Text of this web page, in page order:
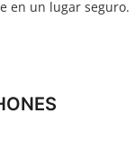
en un lugar seguro.